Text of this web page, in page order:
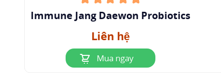
người, nho và rượu nho/rượu nho.
2.3 Đặc điểm nhận dạng
Chúng không di động, không sinh bào tử và
nhiệt độ tăng trưởng tối ưu là 37-42 độ C.
Immune Jang Daewon Probiotics
Liên hệ
Mua ngay